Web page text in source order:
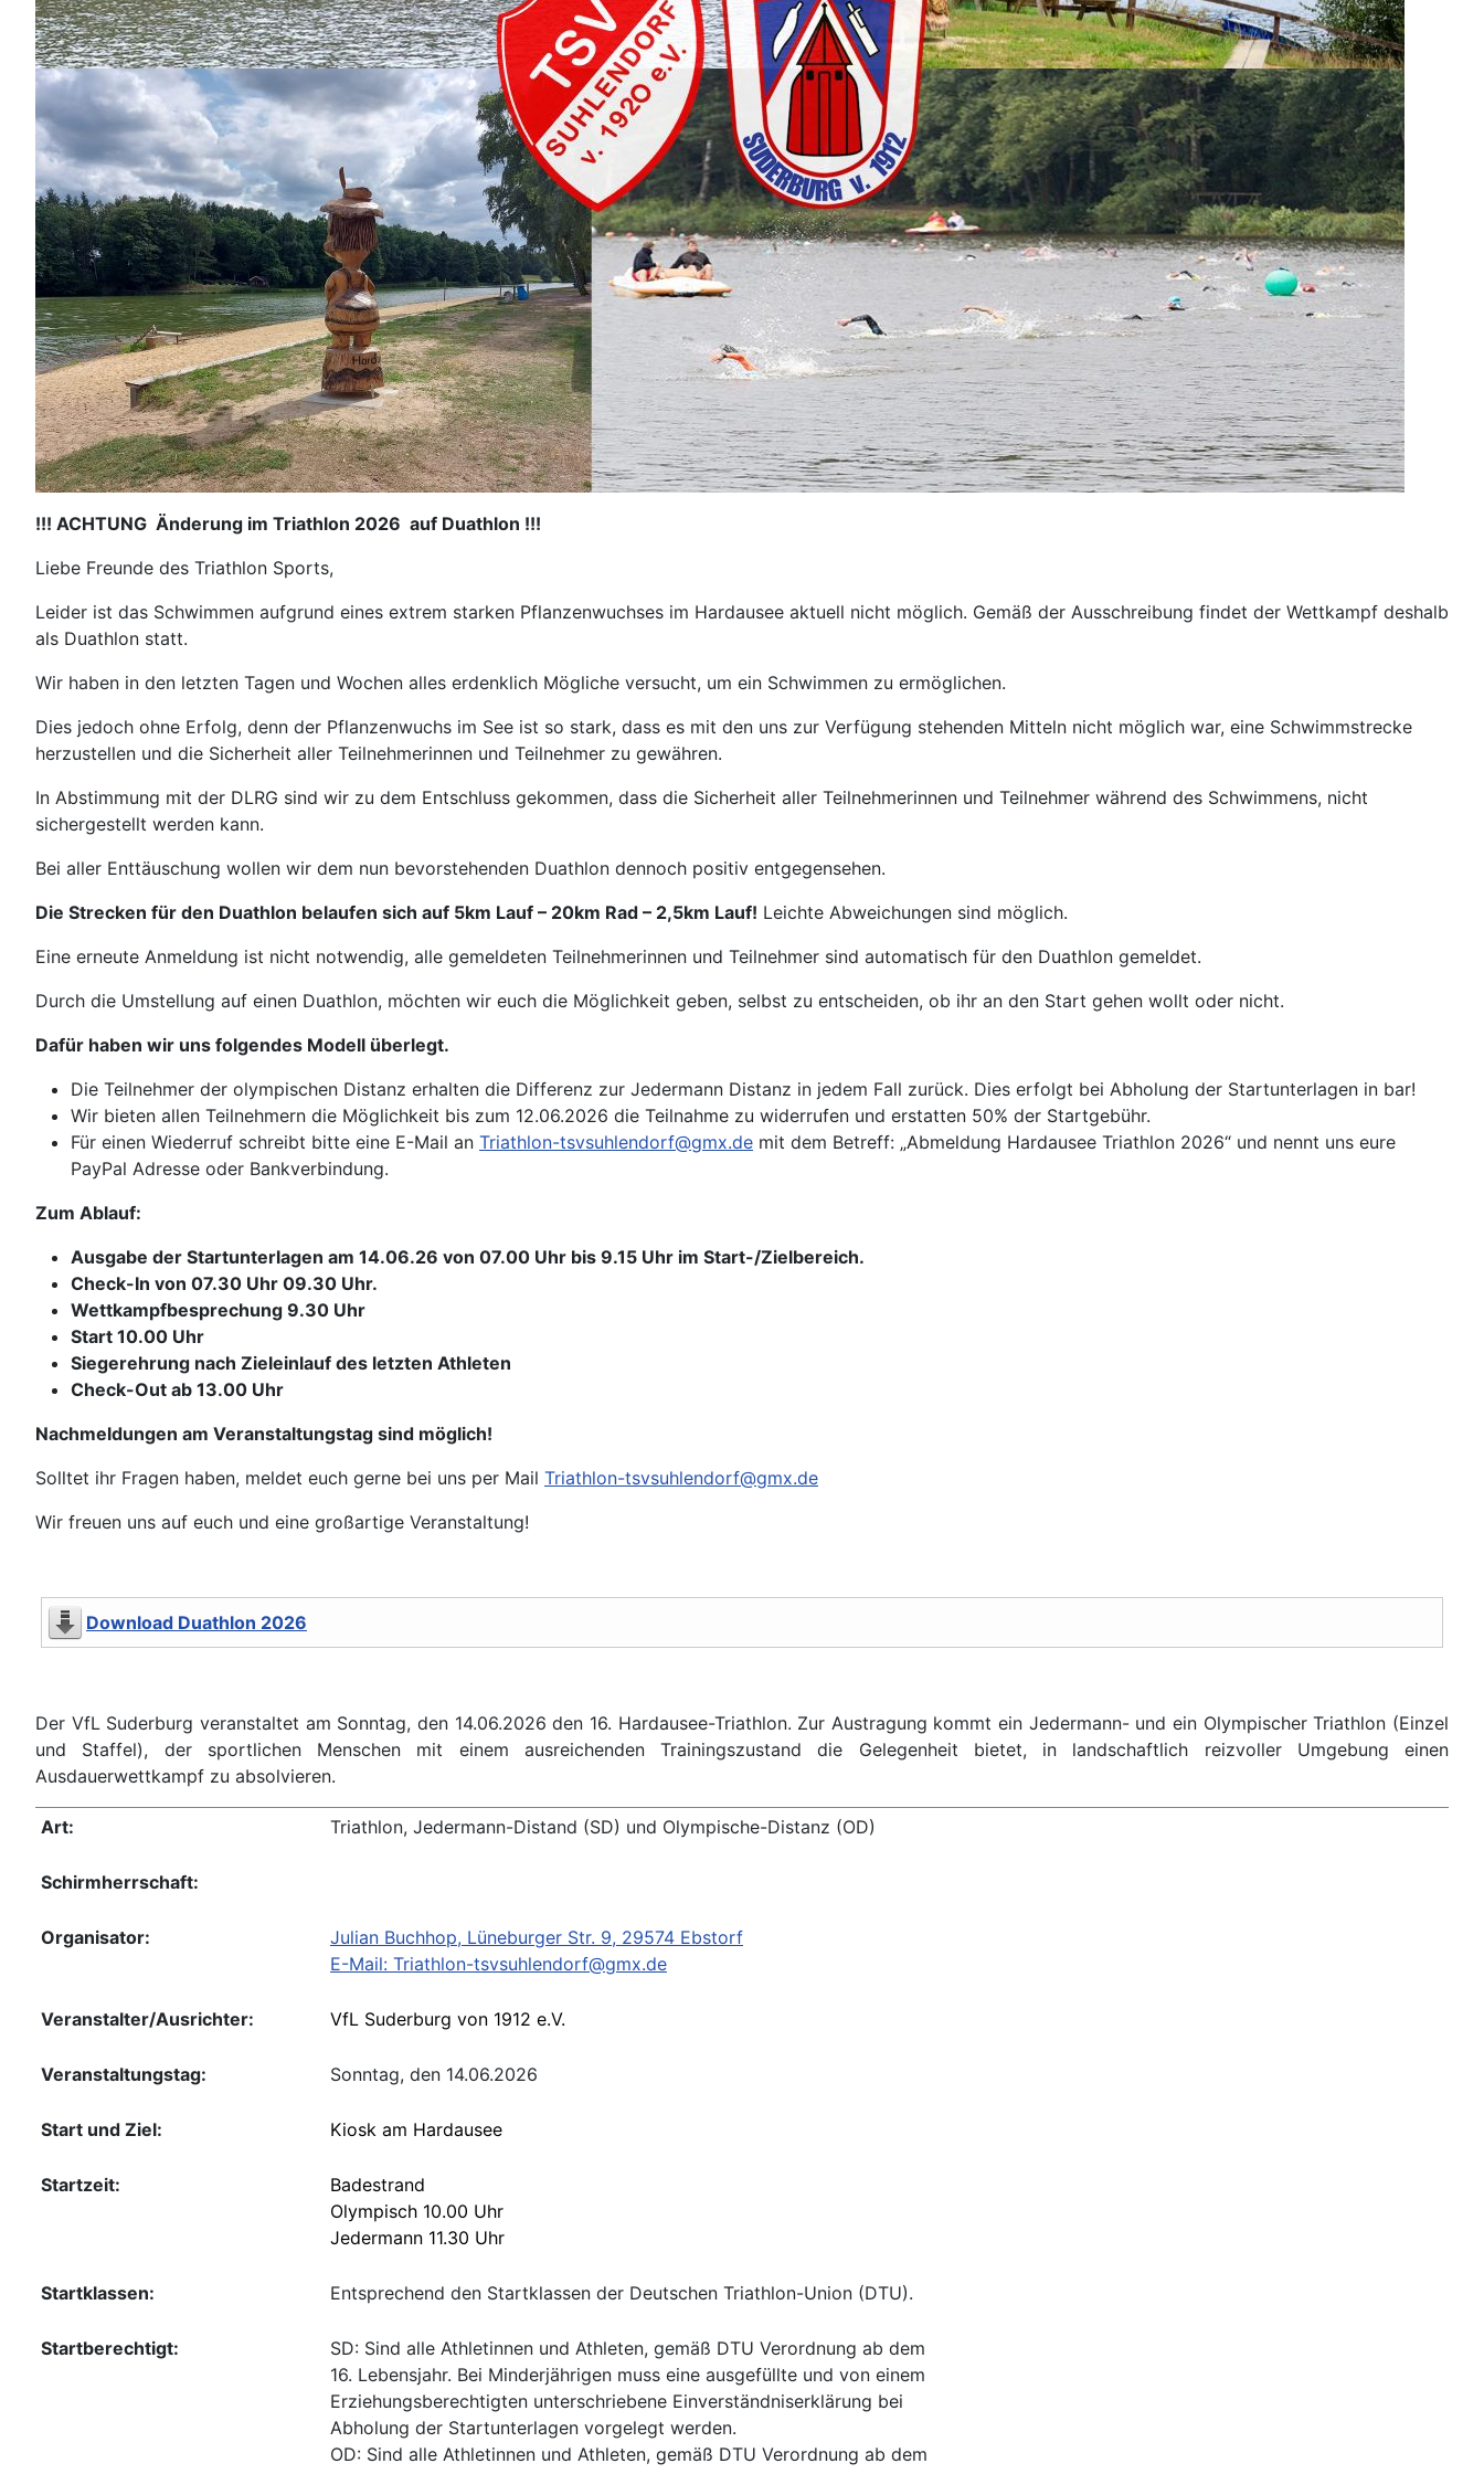
!!! ACHTUNG Änderung im Triathlon 2026 auf Duathlon !!!
Liebe Freunde des Triathlon Sports,
Leider ist das Schwimmen aufgrund eines extrem starken Pflanzenwuchses im Hardausee aktuell nicht möglich. Gemäß der Ausschreibung findet der Wettkampf deshalb
als Duathlon statt.
Wir haben in den letzten Tagen und Wochen alles erdenklich Mögliche versucht, um ein Schwimmen zu ermöglichen.
Dies jedoch ohne Erfolg, denn der Pflanzenwuchs im See ist so stark, dass es mit den uns zur Verfügung stehenden Mitteln nicht möglich war, eine Schwimmstrecke
herzustellen und die Sicherheit aller Teilnehmerinnen und Teilnehmer zu gewähren.
In Abstimmung mit der DLRG sind wir zu dem Entschluss gekommen, dass die Sicherheit aller Teilnehmerinnen und Teilnehmer während des Schwimmens, nicht
sichergestellt werden kann.
Bei aller Enttäuschung wollen wir dem nun bevorstehenden Duathlon dennoch positiv entgegensehen.
Die Strecken für den Duathlon belaufen sich auf 5km Lauf – 20km Rad – 2,5km Lauf! Leichte Abweichungen sind möglich.
Eine erneute Anmeldung ist nicht notwendig, alle gemeldeten Teilnehmerinnen und Teilnehmer sind automatisch für den Duathlon gemeldet.
Durch die Umstellung auf einen Duathlon, möchten wir euch die Möglichkeit geben, selbst zu entscheiden, ob ihr an den Start gehen wollt oder nicht.
Dafür haben wir uns folgendes Modell überlegt.
Die Teilnehmer der olympischen Distanz erhalten die Differenz zur Jedermann Distanz in jedem Fall zurück. Dies erfolgt bei Abholung der Startunterlagen in bar!
Wir bieten allen Teilnehmern die Möglichkeit bis zum 12.06.2026 die Teilnahme zu widerrufen und erstatten 50% der Startgebühr.
Für einen Wiederruf schreibt bitte eine E-Mail an Triathlon-tsvsuhlendorf@gmx.de mit dem Betreff: „Abmeldung Hardausee Triathlon 2026“ und nennt uns eure
PayPal Adresse oder Bankverbindung.
Zum Ablauf:
Ausgabe der Startunterlagen am 14.06.26 von 07.00 Uhr bis 9.15 Uhr im Start-/Zielbereich.
Check-In von 07.30 Uhr 09.30 Uhr.
Wettkampfbesprechung 9.30 Uhr
Start 10.00 Uhr
Siegerehrung nach Zieleinlauf des letzten Athleten
Check-Out ab 13.00 Uhr
Nachmeldungen am Veranstaltungstag sind möglich!
Solltet ihr Fragen haben, meldet euch gerne bei uns per Mail Triathlon-tsvsuhlendorf@gmx.de
Wir freuen uns auf euch und eine großartige Veranstaltung!
Download Duathlon 2026
Der VfL Suderburg veranstaltet am Sonntag, den 14.06.2026 den 16. Hardausee-Triathlon. Zur Austragung kommt ein Jedermann- und ein Olympischer Triathlon (Einzel
und Staffel), der sportlichen Menschen mit einem ausreichenden Trainingszustand die Gelegenheit bietet, in landschaftlich reizvoller Umgebung einen
Ausdauerwettkampf zu absolvieren.
Art: Triathlon, Jedermann-Distand (SD) und Olympische-Distanz (OD)
Schirmherrschaft:
Organisator:
Julian Buchhop, Lüneburger Str. 9, 29574 Ebstorf
E-Mail: Triathlon-tsvsuhlendorf@gmx.de
Veranstalter/Ausrichter: VfL Suderburg von 1912 e.V.
Veranstaltungstag: Sonntag, den 14.06.2026
Start und Ziel: Kiosk am Hardausee
Startzeit:
Badestrand
Olympisch 10.00 Uhr
Jedermann 11.30 Uhr
Startklassen: Entsprechend den Startklassen der Deutschen Triathlon-Union (DTU).
Startberechtigt:
SD: Sind alle Athletinnen und Athleten, gemäß DTU Verordnung ab dem
16. Lebensjahr. Bei Minderjährigen muss eine ausgefüllte und von einem
Erziehungsberechtigten unterschriebene Einverständniserklärung bei
Abholung der Startunterlagen vorgelegt werden.
OD: Sind alle Athletinnen und Athleten, gemäß DTU Verordnung ab dem